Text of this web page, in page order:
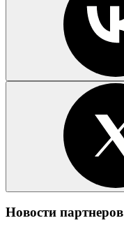
Новости партнеров